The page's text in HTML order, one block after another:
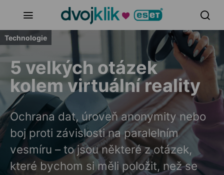
Technologie
5 velkých otázek
kolem virtuální reality
Ochrana dat, úroveň anonymity nebo
boj proti závislosti na paralelním
vesmíru – to jsou některé z otázek,
které bychom si měli položit, než se